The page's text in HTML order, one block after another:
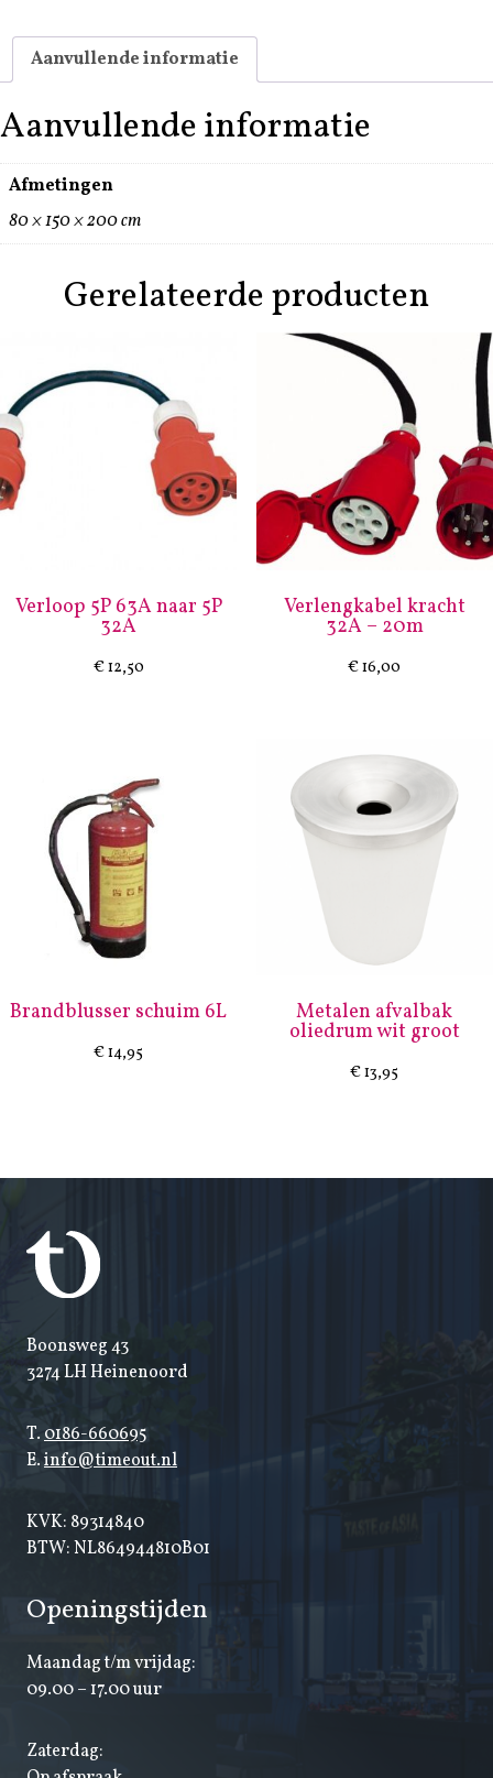
Aanvullende informatie
Aanvullende informatie
Afmetingen
80 × 150 × 200 cm
Gerelateerde producten
Verloop 5P 63A naar 5P
32A
€12,50
Verlengkabel kracht
32A – 20m
€16,00
Brandblusser schuim 6L
€14,95
Metalen afvalbak
oliedrum wit groot
€13,95
Boonsweg 43
3274 LH Heinenoord
T.0186-660695
E.info@timeout.nl
KVK: 89314840
BTW: NL864944810B01
Openingstijden
Maandag t/m vrijdag:
09.00 – 17.00 uur
Zaterdag: